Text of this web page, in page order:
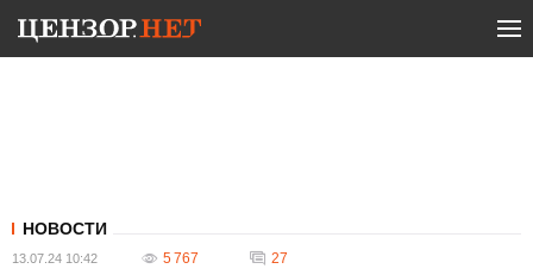
НОВОСТИ
13.07.24 10:42 5 767 27